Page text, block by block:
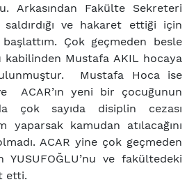
Arkasından Fakülte Sekreteri
saldırdığı ve hakaret ettiği için
Çok geçmeden besle
kabilinden Mustafa AKIL hocaya
Mustafa Hoca ise
ACAR’ın yeni bir çocuğunun
çok sayıda disiplin cezası
yaparsak kamudan atılacağını
ACAR yine çok geçmeden
ve fakültedeki
etti.